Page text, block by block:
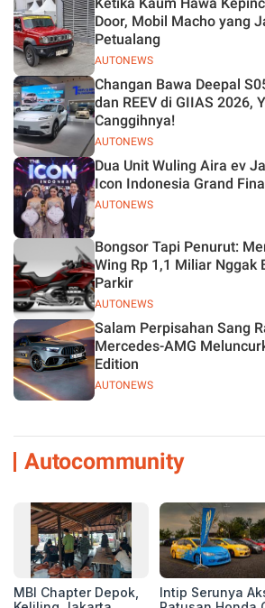
Jelas
AUTONEWS
Door, Mobil Macho yang
Petualang
AUTONEWS
Changan Bawa Deepal
dan REEV di GIIAS 2026,
Canggihnya!
AUTONEWS
Dua Unit Wuling Aira ev
Icon Indonesia Grand
AUTONEWS
Bongsor Tapi Penurut:
Wing Rp 1,1 Miliar Nggak
Parkir
AUTONEWS
Salam Perpisahan Sang
Mercedes-AMG
Edition
Autocommunity
MBI Chapter Depok,
Intip Serunya